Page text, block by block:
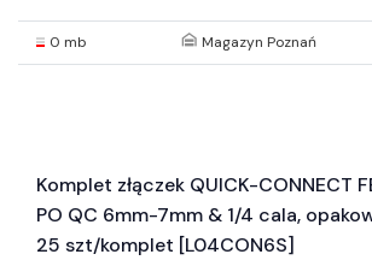
0 mb Magazyn Poznań
Komplet złączek QUICK-CONNECT
PO QC 6mm-7mm & 1/4 cala,
25 szt/komplet [L04CON6S]